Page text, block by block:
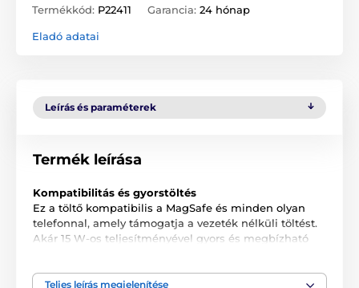
Termékkód: P22411 Garancia: 24 hónap
Eladó adatai
Leírás és paraméterek
Termék leírása
Kompatibilitás és gyorstöltés
Ez a töltő kompatibilis a MagSafe és minden olyan
telefonnal, amely támogatja a vezeték nélküli töltést.
Akár 15 W-os teljesítményével gyors és megbízható
Három eszköz egyidejű töltése
Teljes leírás megjelenítése